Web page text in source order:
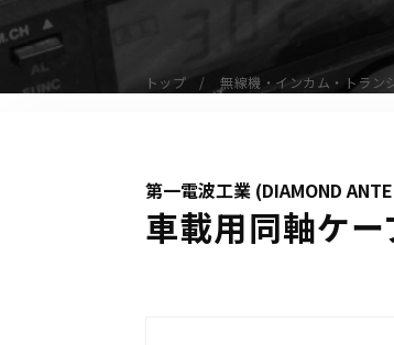
デジタル無線機
デジタル無線機
受信機（レシー
アマチュア無線機
トップ 無線機・インカム・トラン
第一電波工業 (DIAMOND
車載用同軸ケー